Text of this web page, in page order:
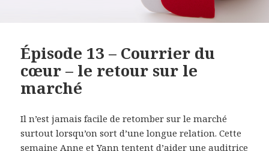
Épisode 13 – Courrier du
cœur – le retour sur le
marché
Il n’est jamais facile de retomber sur le marché
surtout lorsqu’on sort d’une longue relation. Cette
semaine Anne et Yann tentent d’aider une auditrice